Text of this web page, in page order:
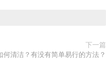
下一篇
何清洁？有没有简单易行的方法？